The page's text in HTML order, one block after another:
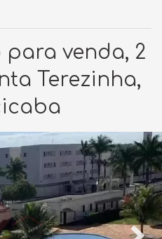
venda, 2
Terezinha,